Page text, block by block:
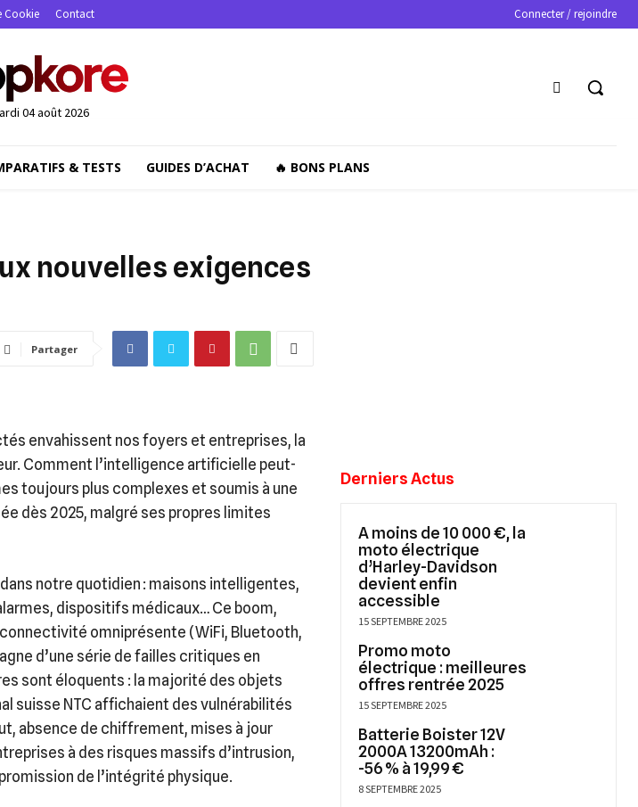
Cookie Contact Connecter / rejoindre
04 août 2026
& TESTS GUIDES D’ACHAT 🔥 BONS PLANS
nouvelles exigences
Partager
envahissent nos foyers et entreprises, la
Comment l’intelligence artificielle peut-
toujours plus complexes et soumis à une
dès 2025, malgré ses propres limites
notre quotidien : maisons intelligentes,
dispositifs médicaux… Ce boom,
omniprésente (WiFi, Bluetooth,
d’une série de failles critiques en
sont éloquents : la majorité des objets
suisse NTC affichaient des vulnérabilités
absence de chiffrement, mises à jour
à des risques massifs d’intrusion,
de l’intégrité physique.
Derniers Actus
A moins de 10 000 €, la
moto électrique
d’Harley-Davidson
devient enfin
accessible
15 SEPTEMBRE 2025
Promo moto
électrique : meilleures
offres rentrée 2025
15 SEPTEMBRE 2025
Batterie Boister 12V
2000A 13200mAh :
-56 % à 19,99 €
8 SEPTEMBRE 2025